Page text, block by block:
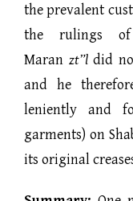
the prevalent
the rulings of
Maran zt”ldid
and he
leniently and
garments) on
its original